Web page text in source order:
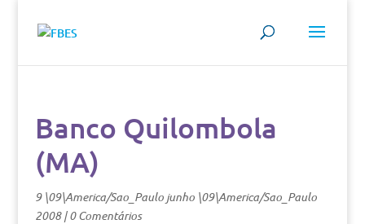
Banco Quilombola
(MA)
9 \09\America/Sao_Paulo junho \09\America/Sao_Paulo
2008|0 Comentários